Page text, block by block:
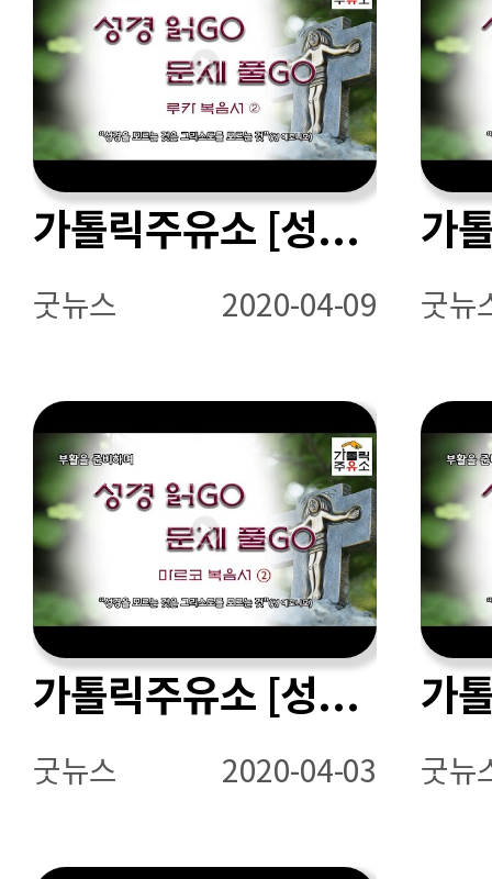
가톨릭주유소 [성경읽GO 문제풀GO - 루카 복음서 ②]
굿뉴스 2020-04-09 굿뉴
가톨릭주유소 [성경읽GO 문제풀GO - 마르코 복음서 ②]
굿뉴스 2020-04-03 굿뉴